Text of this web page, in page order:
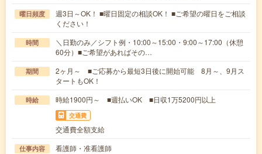
曜日頻度
週3日～OK！ ■曜日固定の相談OK！ ■ご希望の曜日をご相談
ください！
時間
＼日勤のみ／シフト例・10:00～15:00・9:00～17:00（休憩
60分）■ご希望があればその…
期間
2ヶ月～ ■ご応募から最短3日後に開始可能 8月～、9月ス
タートもOK！
時給 時給1900円～ ■週払いOK ■日収1万5200円以上
交通費
交通費全額支給
仕事内容
看護師・准看護師